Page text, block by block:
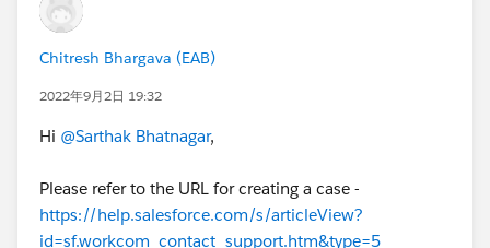
Chitresh Bhargava (EAB)
2022年9月2日 19:32
Hi @Sarthak Bhatnagar,
Please refer to the URL for creating a case -
https://help.salesforce.com/s/articleView?
id=sf.workcom_contact_support.htm&type=5